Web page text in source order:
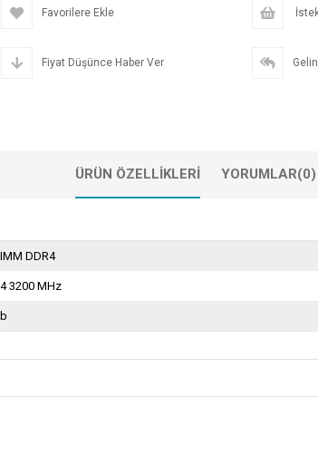
Favorilere Ekle
Fiyat Düşünce Haber Ver
ÜRÜN ÖZELLIKLERI YORUMLAR(0)
DDR4
3200 MHz